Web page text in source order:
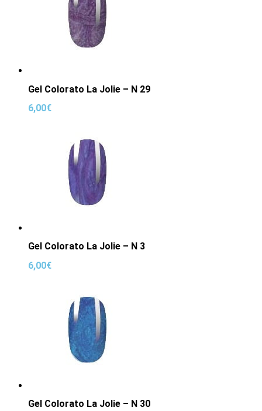
Gel Colorato La Jolie – N 29
6,00€
Gel Colorato La Jolie – N 3
6,00€
Gel Colorato La Jolie – N 30